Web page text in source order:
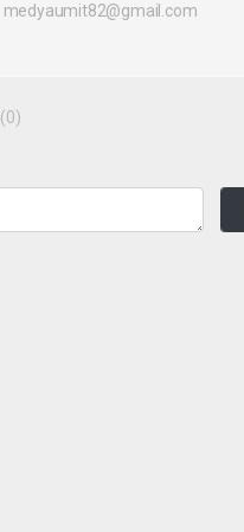
medyaumit82@gmail.com
(0)